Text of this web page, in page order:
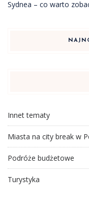
Sydnea – co warto
Innet tematy
Miasta na city break w
Podróże budżetowe
Turystyka